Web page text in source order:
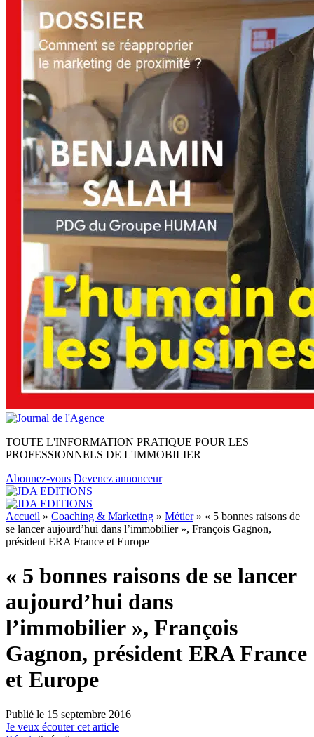
TOUTE L'INFORMATION PRATIQUE POUR LES
PROFESSIONNELS DE L'IMMOBILIER
Abonnez-vous Devenez annonceur
Accueil » Coaching & Marketing » Métier» « 5 bonnes raisons de
se lancer aujourd’hui dans l’immobilier », François Gagnon,
président ERA France et Europe
« 5 bonnes raisons de se lancer
aujourd’hui dans
l’immobilier », François
Gagnon, président ERA France
et Europe
Publié le 15 septembre 2016
Je veux écouter cet article